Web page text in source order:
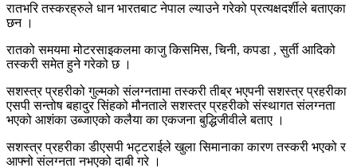
रातभरि तस्करह्रुले धान भारतबाट नेपाल ल्याउने गरेको प्रत्यक्षदर्शीले बताएका
छन ।
रातको समयमा मोटरसाइकलमा काजु किसमिस, चिनी, कपडा , सुर्ती आदिको
तस्करी समेत हुने गरेको छ ।
सशस्त्र प्रहरीको गुल्मको संलग्नतामा तस्करी तीब्र भएपनी सशस्त्र प्रहरीका
एसपी सन्तोष बहादुर सिंहको मौनताले सशस्त्र प्रहरीको संस्थागत संलग्नता
भएको आशंका उब्जाएको कलैया का एकजना बुद्धिजीवीले बताए ।
सशस्त्र प्रहरीका डीएसपी भट्टराईले खुला सिमानाका कारण तस्करी भएको र
आफ्नो संलग्नता नभएको दाबी गरे ।